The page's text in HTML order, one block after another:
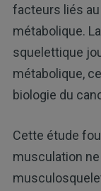
facteurs liés
métabolique.
squelettique
métabolique,
biologie du
Cette étude
musculation